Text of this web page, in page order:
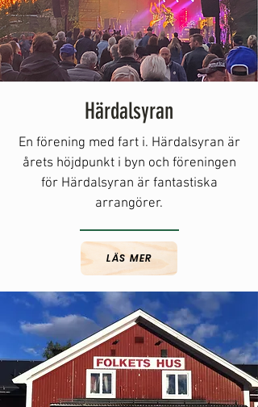
Härdalsyran
En förening med fart i. Härdalsyran är
årets höjdpunkt i byn och föreningen
för Härdalsyran är fantastiska
arrangörer.
LÄS MER